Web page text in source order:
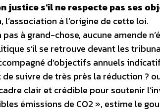
justice s’il ne respecte pas ses
à l’origine de cette loi.
à grand-chose, aucune amende
s’il se retrouve devant les
d’objectifs annuels
suivre de très près la réduction ?
clair et crédible pour soutenir
émissions de CO2 », estime le